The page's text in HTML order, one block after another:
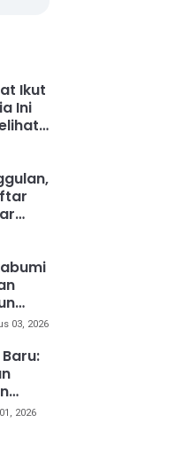
Ikut
Ini
03, 2026
2026